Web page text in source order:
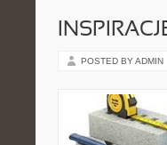
POSTED BY ADMIN